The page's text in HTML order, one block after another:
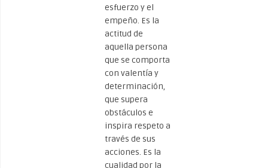
esfuerzo y el
empeño. Es la
actitud de
aquella persona
que se comporta
con valentía y
determinación,
que supera
obstáculos e
inspira respeto a
través de sus
acciones. Es la
cualidad por la